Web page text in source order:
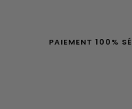
PAIEMENT 100%